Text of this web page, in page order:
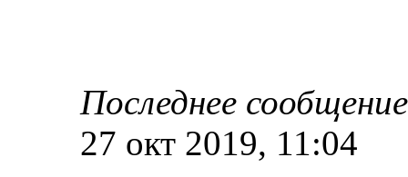
Последнее
27 окт 2019, 11:04